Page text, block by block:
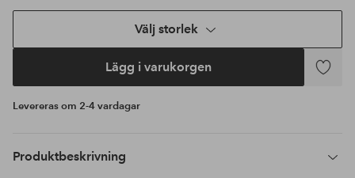
Välj storlek
Lägg i varukorgen
Lägg
Levereras om 2-4 vardagar
Produktbeskrivning